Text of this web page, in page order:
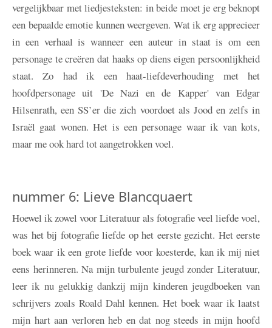
vergelijkbaar met liedjesteksten: in beide moet je erg beknopt
een bepaalde emotie kunnen weergeven. Wat ik erg apprecieer
in een verhaal is wanneer een auteur in staat is om een
personage te creëren dat haaks op diens eigen persoonlijkheid
staat. Zo had ik een haat-liefdeverhouding met het
hoofdpersonage uit 'De Nazi en de Kapper' van Edgar
Hilsenrath, een SS’er die zich voordoet als Jood en zelfs in
Israël gaat wonen. Het is een personage waar ik van kots,
maar me ook hard tot aangetrokken voel.
nummer 6: Lieve Blancquaert
Hoewel ik zowel voor Literatuur als fotografie veel liefde voel,
was het bij fotografie liefde op het eerste gezicht. Het eerste
boek waar ik een grote liefde voor koesterde, kan ik mij niet
eens herinneren. Na mijn turbulente jeugd zonder Literatuur,
leer ik nu gelukkig dankzij mijn kinderen jeugdboeken van
schrijvers zoals Roald Dahl kennen. Het boek waar ik laatst
mijn hart aan verloren heb en dat nog steeds in mijn hoofd